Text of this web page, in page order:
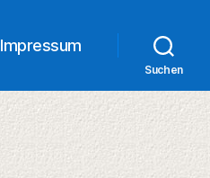
Impressum
Suchen